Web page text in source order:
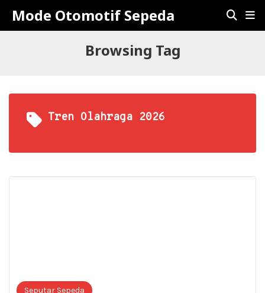
Mode Otomotif Sepeda
Browsing Tag
Tren Olahraga 2026
Seputar Sepeda